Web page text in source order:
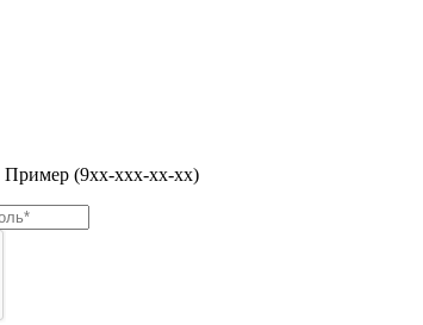
(9хх-ххх-хх-хх)